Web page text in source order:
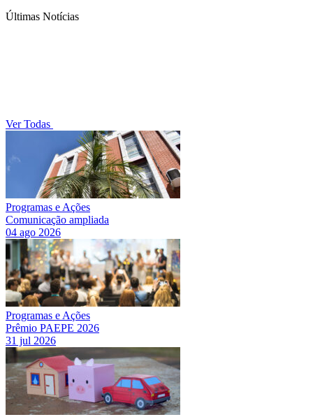
Últimas Notícias
Ver Todas
Programas e Ações
Comunicação ampliada
04 ago 2026
Programas e Ações
Prêmio PAEPE 2026
31 jul 2026